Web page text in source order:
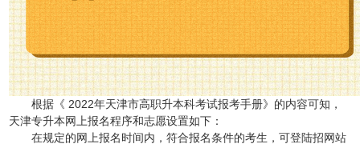
根据《 2022年天津市高职升本科考试报考手册》的内容可知，
天津专升本网上报名程序和志愿设置如下：
在规定的网上报名时间内，符合报名条件的考生，可登陆招网站